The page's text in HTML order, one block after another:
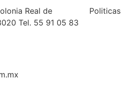
Real de
Tel. 55 91 05 83
Politicas